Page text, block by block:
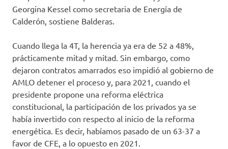
Georgina Kessel como secretaria de Energía de
Calderón, sostiene Balderas.
Cuando llega la 4T, la herencia ya era de 52 a 48%,
prácticamente mitad y mitad. Sin embargo, como
dejaron contratos amarrados eso impidió al gobierno de
AMLO detener el proceso y, para 2021, cuando el
presidente propone una reforma eléctrica
constitucional, la participación de los privados ya se
había invertido con respecto al inicio de la reforma
energética. Es decir, habíamos pasado de un 63-37 a
favor de CFE, a lo opuesto en 2021.